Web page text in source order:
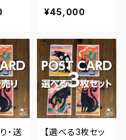
・
額
｜エディション・
プリント【A3額
¥45,000
・送
【選べる3枚セッ